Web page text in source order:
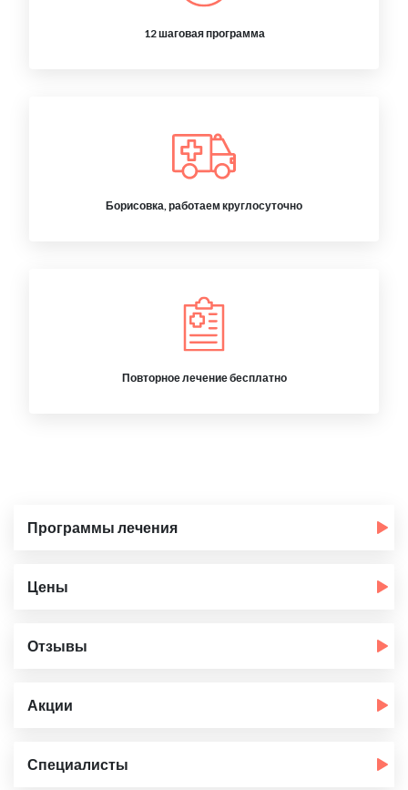
12 шаговая программа
Борисовка, работаем круглосуточно
Повторное лечение бесплатно
Программы лечения
Цены
Отзывы
Акции
Специалисты